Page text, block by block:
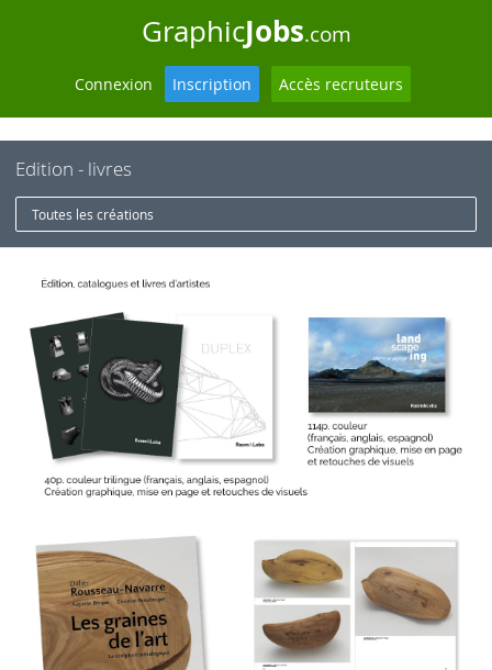
GraphicJobs.com
Connexion Inscription Accès recruteurs
Edition - livres
Toutes les créations